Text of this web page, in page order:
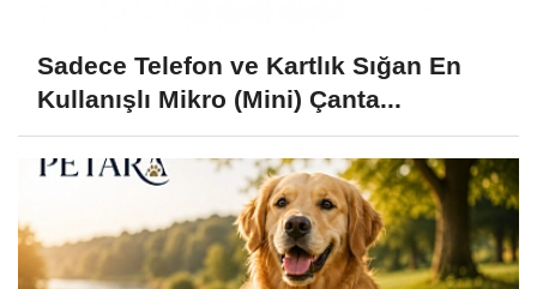
Sadece Telefon ve Kartlık Sığan En
Kullanışlı Mikro (Mini) Çanta...